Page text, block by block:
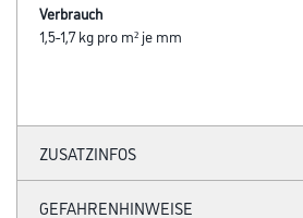
Verbrauch
1,5-1,7 kg pro m² je mm
ZUSATZINFOS
GEFAHRENHINWEISE